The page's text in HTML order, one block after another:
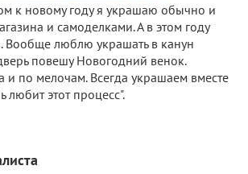
к новому году я украшаю обычно и
и самоделками. А в этом году
Вообще люблю украшать в канун
повешу Новогодний венок.
и по мелочам. Всегда украшаем вместе
любит этот процесс".